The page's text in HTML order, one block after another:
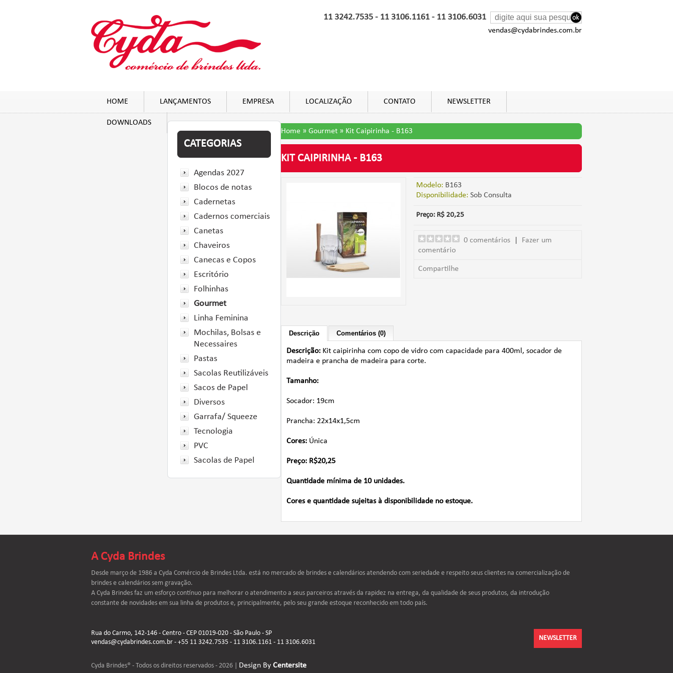
11 3242.7535 - 11 3106.1161 - 11 3106.6031
vendas@cydabrindes.com.br
HOME LANÇAMENTOS EMPRESA LOCALIZAÇÃO CONTATO NEWSLETTER
DOWNLOADS
CATEGORIAS
Agendas 2027
Blocos de notas
Cadernetas
Cadernos comerciais
Canetas
Chaveiros
Canecas e Copos
Escritório
Folhinhas
Gourmet
Linha Feminina
Mochilas, Bolsas e
Necessaires
Pastas
Sacolas Reutilizáveis
Sacos de Papel
Diversos
Garrafa/ Squeeze
Tecnologia
PVC
Sacolas de Papel
Home » Gourmet » Kit Caipirinha - B163
KIT CAIPIRINHA - B163
Modelo: B163
Disponibilidade: Sob Consulta
Preço: R$ 20,25
0 comentários
Fazer um
comentário
Compartilhe
Descrição Comentários (0)
Descrição: Kit caipirinha com copo de vidro com capacidade para 400ml, socador de
madeira e prancha de madeira para corte.
Tamanho:
Socador: 19cm
Prancha: 22x14x1,5cm
Cores: Única
Preço: R$20,25
Quantidade mínima de 10 unidades.
Cores e quantidade sujeitas à disponibilidade no estoque.
A Cyda Brindes
Desde março de 1986 a Cyda Comércio de Brindes Ltda. está no mercado de brindes e calendários atendendo com seriedade e respeito seus clientes na comercialização de
brindes e calendários sem gravação.
A Cyda Brindes faz um esforço contínuo para melhorar o atendimento a seus parceiros através da rapidez na entrega, da qualidade de seus produtos, da introdução
constante de novidades em sua linha de produtos e, principalmente, pelo seu grande estoque reconhecido em todo país.
Rua do Carmo, 142-146 - Centro - CEP 01019-020 - São Paulo - SP
vendas@cydabrindes.com.br - +55 11 3242.7535 - 11 3106.1161 - 11 3106.6031
NEWSLETTER
Cyda Brindes® - Todos os direitos reservados - 2026 | Design By Centersite